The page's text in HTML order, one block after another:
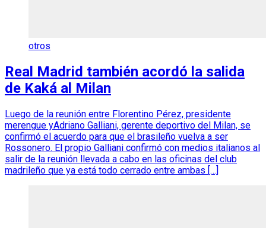
otros
Real Madrid también acordó la salida
de Kaká al Milan
Luego de la reunión entre Florentino Pérez, presidente
merengue yAdriano Galliani, gerente deportivo del Milan, se
confirmó el acuerdo para que el brasileño vuelva a ser
Rossonero. El propio Galliani confirmó con medios italianos al
salir de la reunión llevada a cabo en las oficinas del club
madrileño que ya está todo cerrado entre ambas […]